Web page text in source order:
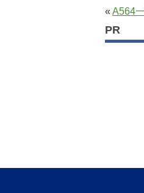
« A564
PR